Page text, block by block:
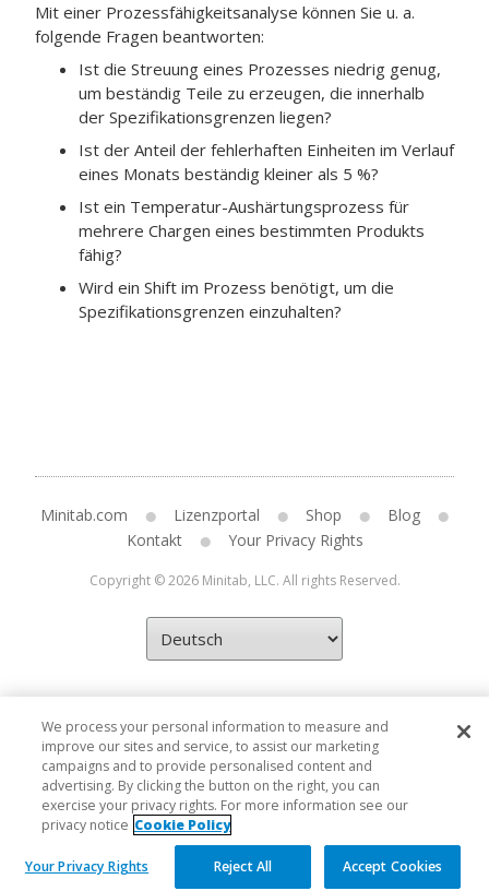
Mit einer Prozessfähigkeitsanalyse können Sie u. a.
folgende Fragen beantworten:
Ist die Streuung eines Prozesses niedrig genug,
um beständig Teile zu erzeugen, die innerhalb
der Spezifikationsgrenzen liegen?
Ist der Anteil der fehlerhaften Einheiten im Verlauf
eines Monats beständig kleiner als 5 %?
Ist ein Temperatur-Aushärtungsprozess für
mehrere Chargen eines bestimmten Produkts
fähig?
Wird ein Shift im Prozess benötigt, um die
Spezifikationsgrenzen einzuhalten?
Minitab.com Lizenzportal Shop
Blog
Kontakt
Your Privacy Rights
Copyright © 2026 Minitab, LLC. All rights Reserved.
We process your personal information to measure and
improve our sites and service, to assist our marketing
campaigns and to provide personalised content and
advertising. By clicking the button on the right, you can
exercise your privacy rights. For more information see our
privacy notice Cookie Policy
Your Privacy Rights Reject All Accept Cookies